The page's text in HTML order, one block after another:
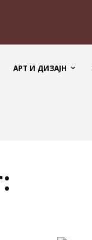
АРТ И ДИЗАЈН